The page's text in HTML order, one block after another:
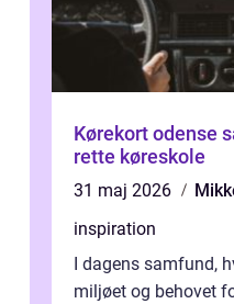
Kørekort odense sådan finder du den
rette køreskole
31 maj 2026
inspiration
I dagens samfund,
miljøet og behovet